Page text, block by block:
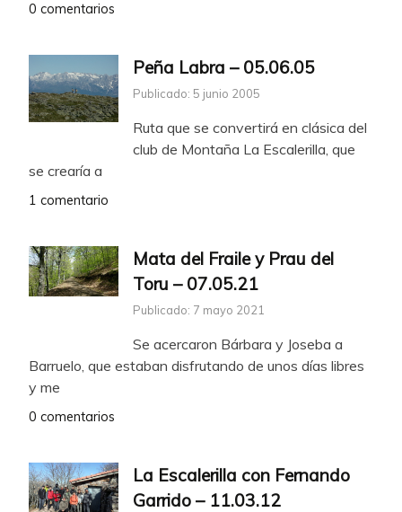
0 comentarios
Peña Labra – 05.06.05
Publicado: 5 junio 2005
Ruta que se convertirá en clásica del
club de Montaña La Escalerilla, que
se crearía a
1 comentario
Mata del Fraile y Prau del
Toru – 07.05.21
Publicado: 7 mayo 2021
Se acercaron Bárbara y Joseba a
Barruelo, que estaban disfrutando de unos días libres
y me
0 comentarios
La Escalerilla con Fernando
Garrido – 11.03.12